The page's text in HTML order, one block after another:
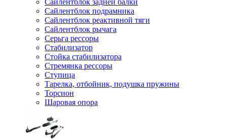
Сайлентблок задней балки
Сайлентблок подрамника
Сайлентблок реактивной тяги
Сайлентблок рычага
Серьга рессоры
Стабилизатор
Стойка стабилизатора
Стремянка рессоры
Ступица
Тарелка, отбойник, подушка пружины
Торсион
Шаровая опора